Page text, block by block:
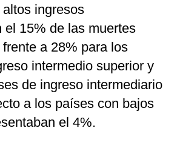
ingresos
el 15% de las muertes
a 28% para los
intermedio superior y
de ingreso intermediario
a los países con bajos
el 4%.